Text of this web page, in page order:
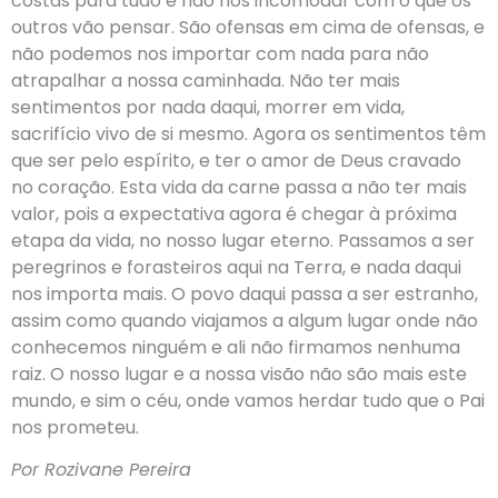
outros vão pensar. São ofensas em cima de ofensas, e
não podemos nos importar com nada para não
atrapalhar a nossa caminhada. Não ter mais
sentimentos por nada daqui, morrer em vida,
sacrifício vivo de si mesmo. Agora os sentimentos têm
que ser pelo espírito, e ter o amor de Deus cravado
no coração. Esta vida da carne passa a não ter mais
valor, pois a expectativa agora é chegar à próxima
etapa da vida, no nosso lugar eterno. Passamos a ser
peregrinos e forasteiros aqui na Terra, e nada daqui
nos importa mais. O povo daqui passa a ser estranho,
assim como quando viajamos a algum lugar onde não
conhecemos ninguém e ali não firmamos nenhuma
raiz. O nosso lugar e a nossa visão não são mais este
mundo, e sim o céu, onde vamos herdar tudo que o Pai
nos prometeu.
Por Rozivane Pereira